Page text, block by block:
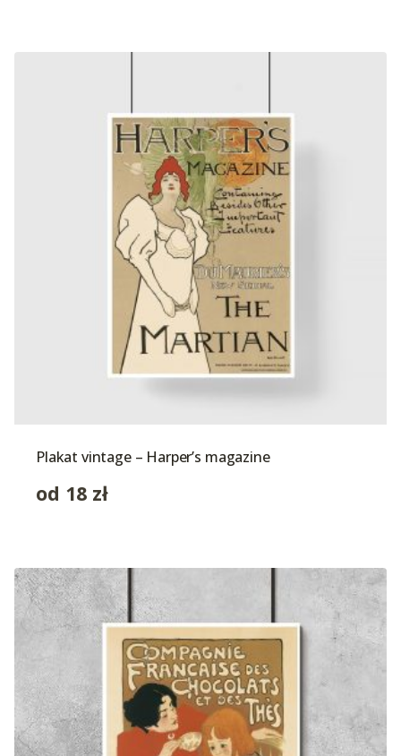
Plakat vintage – Harper’s magazine
od 18 zł